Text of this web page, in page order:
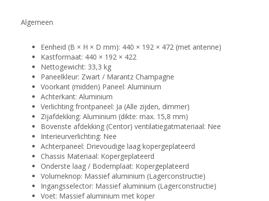
Algemeen
Eenheid (B × H × D mm): 440 × 192 × 472 (met antenne)
Kastformaat: 440 × 192 × 422
Nettogewicht: 33,3 kg
Paneelkleur: Zwart / Marantz Champagne
Voorkant (midden) Paneel: Aluminium
Achterkant: Aluminium
Verlichting frontpaneel: Ja (Alle zijden, dimmer)
Zijafdekking: Aluminium (dikte: max. 15,8 mm)
Bovenste afdekking (Centor) ventilatiegatmateriaal: Nee
Interieurverlichting: Nee
Achterpaneel: Drievoudige laag kopergeplateerd
Chassis Materiaal: Kopergeplateerd
Onderste laag / Bodemplaat: Kopergeplateerd
Volumeknop: Massief aluminium (Lagerconstructie)
Ingangsselector: Massief aluminium (Lagerconstructie)
Voet: Massief aluminium met koper